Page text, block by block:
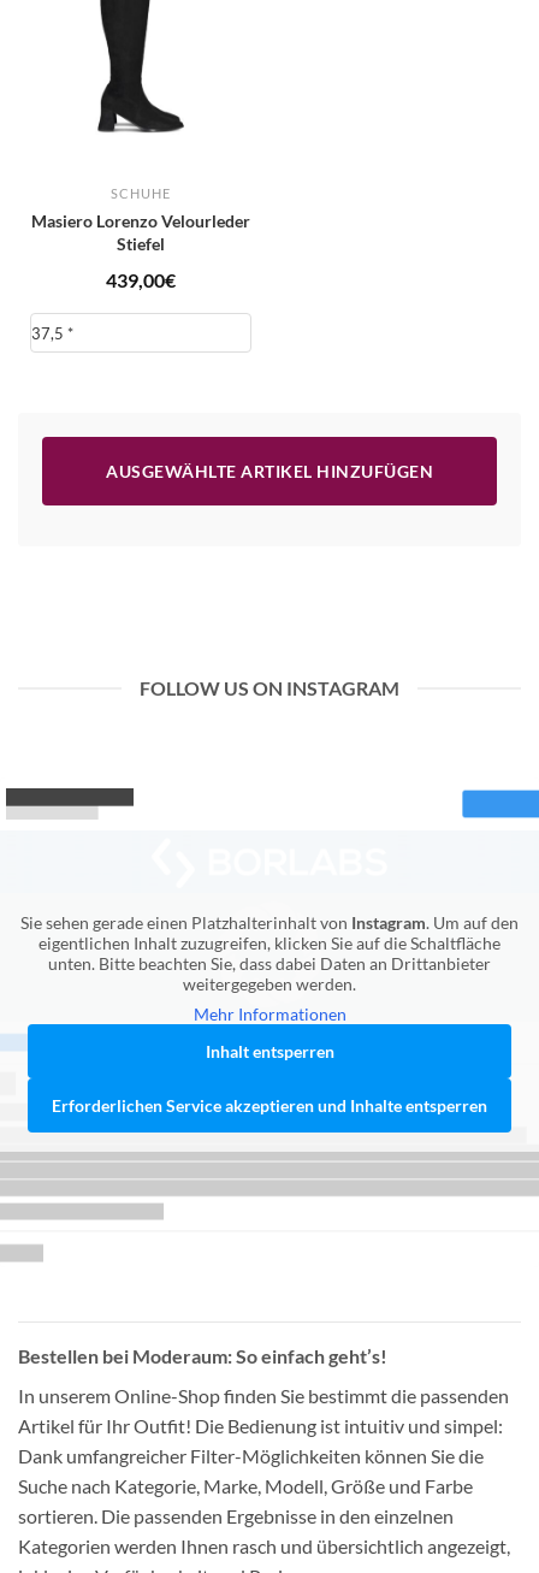
SCHUHE
Masiero Lorenzo Velourleder
Stiefel
439,00€
AUSGEWÄHLTE ARTIKEL HINZUFÜGEN
FOLLOW US ON INSTAGRAM
Sie sehen gerade einen Platzhalterinhalt von Instagram. Um auf den
eigentlichen Inhalt zuzugreifen, klicken Sie auf die Schaltfläche
unten. Bitte beachten Sie, dass dabei Daten an Drittanbieter
weitergegeben werden.
Mehr Informationen
Inhalt entsperren
Erforderlichen Service akzeptieren und Inhalte entsperren
Bestellen bei Moderaum: So einfach geht’s!
In unserem Online-Shop finden Sie bestimmt die passenden
Artikel für Ihr Outfit! Die Bedienung ist intuitiv und simpel:
Dank umfangreicher Filter-Möglichkeiten können Sie die
Suche nach Kategorie, Marke, Modell, Größe und Farbe
sortieren. Die passenden Ergebnisse in den einzelnen
Kategorien werden Ihnen rasch und übersichtlich angezeigt,